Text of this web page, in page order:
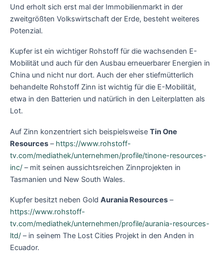
Und erholt sich erst mal der Immobilienmarkt in der
zweitgrößten Volkswirtschaft der Erde, besteht weiteres
Potenzial.
Kupfer ist ein wichtiger Rohstoff für die wachsenden E-
Mobilität und auch für den Ausbau erneuerbarer Energien in
China und nicht nur dort. Auch der eher stiefmütterlich
behandelte Rohstoff Zinn ist wichtig für die E-Mobilität,
etwa in den Batterien und natürlich in den Leiterplatten als
Lot.
Auf Zinn konzentriert sich beispielsweise Tin One
Resources – https://www.rohstoff-
tv.com/mediathek/unternehmen/profile/tinone-resources-
inc/ – mit seinen aussichtsreichen Zinnprojekten in
Tasmanien und New South Wales.
Kupfer besitzt neben Gold Aurania Resources –
https://www.rohstoff-
tv.com/mediathek/unternehmen/profile/aurania-resources-
ltd/ – in seinem The Lost Cities Projekt in den Anden in
Ecuador.